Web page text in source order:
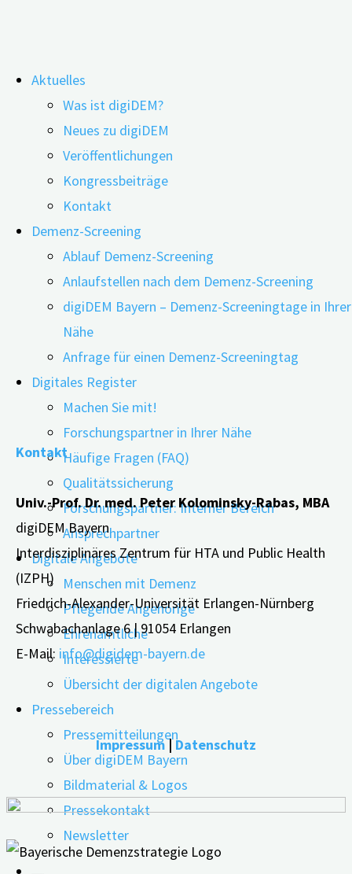
Inhalt
springen
Aktuelles
Was ist digiDEM?
Neues zu digiDEM
Veröffentlichungen
Kongressbeiträge
Kontakt
Demenz-Screening
Ablauf Demenz-Screening
Anlaufstellen nach dem Demenz-Screening
digiDEM Bayern – Demenz-Screeningtage in Ihrer
Nähe
Anfrage für einen Demenz-Screeningtag
Digitales Register
Machen Sie mit!
Forschungspartner in Ihrer Nähe
Häufige Fragen (FAQ)
Qualitätssicherung
Forschungspartner: Interner Bereich
Ansprechpartner
Digitale Angebote
Menschen mit Demenz
Pflegende Angehörige
Ehrenamtliche
Interessierte
Übersicht der digitalen Angebote
Pressebereich
Pressemitteilungen
Über digiDEM Bayern
Bildmaterial & Logos
Pressekontakt
Newsletter
Stammdatenblatt erfolgreich
versendet!
Vielen Dank für die Eintragung ins Stammdatenblatt!
digiDEM Bayern
Interdisziplinäres Zentrum für HTA und Public Health
Schwabachanlage 6, 91054 Erlangen
Tel.: 09131 / 85-34167 Fax: 09131 / 85-35854
E-Mail:
Kontakt
Univ.-Prof. Dr. med. Peter Kolominsky-Rabas, MBA
digiDEM Bayern
Interdisziplinäres Zentrum für HTA und Public Health
(IZPH)
Friedrich-Alexander-Universität Erlangen-Nürnberg
Schwabachanlage 6 | 91054 Erlangen
E-Mail: info@digidem-bayern.de
Impressum|Datenschutz
Wir verwenden Cookies auf unserer Website, um Ihnen die
bestmögliche Erfahrung zu bieten, indem wir uns an Ihre
Präferenzen und wiederholten Besuche erinnern. Wenn
Sie auf "Alle akzeptieren" klicken, erklären Sie sich mit der
Verwendung ALLER Cookies einverstanden. Sie können
jedoch die "Cookie-Einstellungen" besuchen, um eine
kontrollierte Zustimmung zu erteilen.